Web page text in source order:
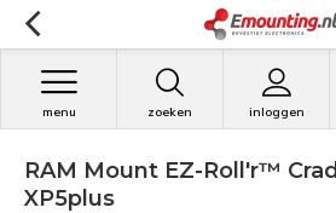
zoeken inloggen
menu
RAM Mount EZ-Roll'r™
XP5plus